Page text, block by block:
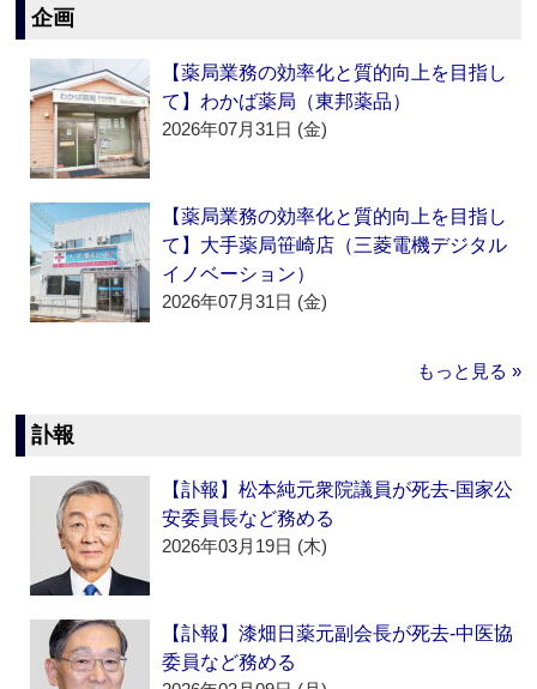
企画
【薬局業務の効率化と質的向上を目指し
て】わかば薬局（東邦薬品）
2026年07月31日 (金)
【薬局業務の効率化と質的向上を目指し
て】大手薬局笹崎店（三菱電機デジタル
イノベーション）
2026年07月31日 (金)
もっと見る »
訃報
【訃報】松本純元衆院議員が死去‐国家公
安委員長など務める
2026年03月19日 (木)
【訃報】漆畑日薬元副会長が死去‐中医協
委員など務める